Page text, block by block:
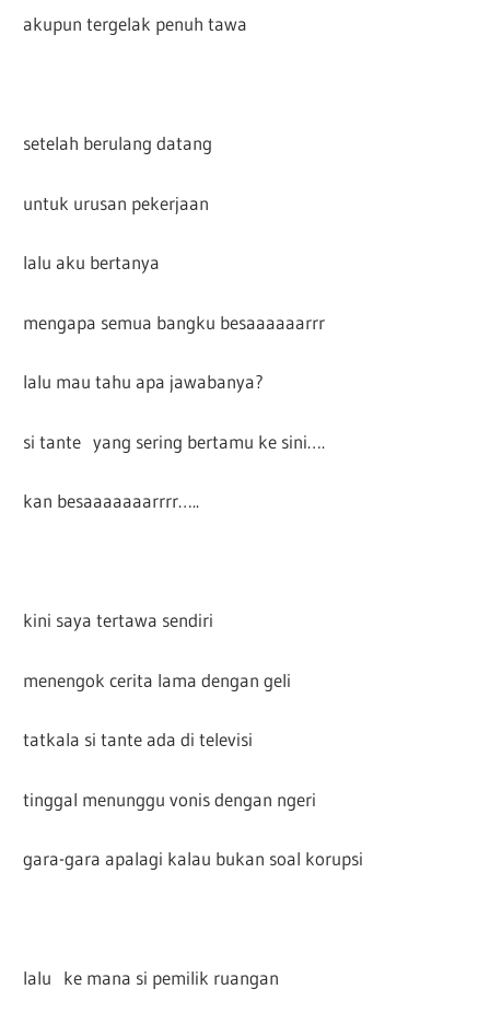
akupun tergelak penuh tawa
setelah berulang datang
untuk urusan pekerjaan
lalu aku bertanya
mengapa semua bangku besaaaaaarrr
lalu mau tahu apa jawabanya?
si tante yang sering bertamu ke sini….
kan besaaaaaaarrrr…..
kini saya tertawa sendiri
menengok cerita lama dengan geli
tatkala si tante ada di televisi
tinggal menunggu vonis dengan ngeri
gara-gara apalagi kalau bukan soal korupsi
lalu ke mana si pemilik ruangan